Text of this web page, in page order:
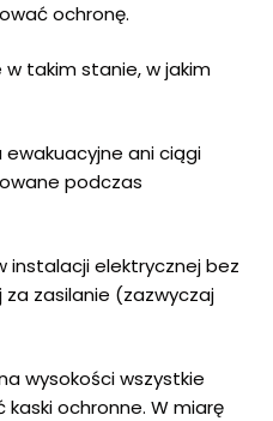
ochronę.
takim stanie, w jakim
ewakuacyjne ani ciągi
podczas
instalacji elektrycznej bez
zasilanie (zazwyczaj
wysokości wszystkie
ochronne. W miarę